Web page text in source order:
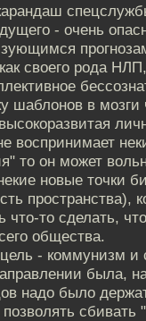
- очень
своего рода
шаблонов в мозги
воспринимает
то он может
новые точки
пространства),
что-то сделать,
общества.
- коммунизм и
была,
надо было
сбивать